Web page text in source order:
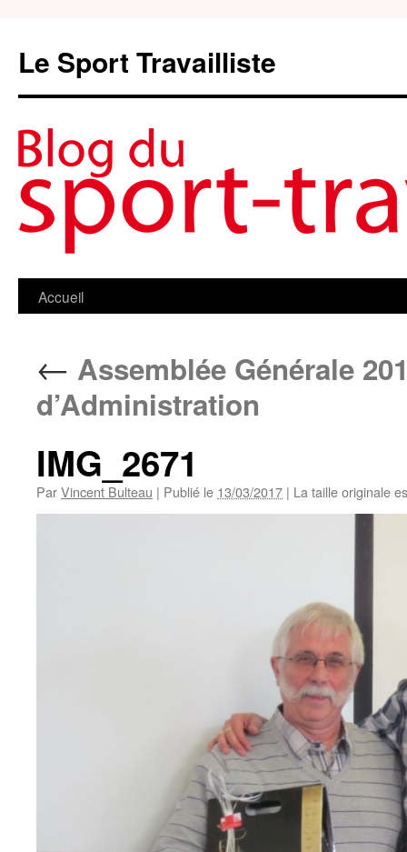
Le Sport Travailliste
Aller
contenu
Accueil
← Assemblée Générale
d’Administration
IMG_2671
ParVincent Bulteau | Publié le 13/03/2017 | La taille originale